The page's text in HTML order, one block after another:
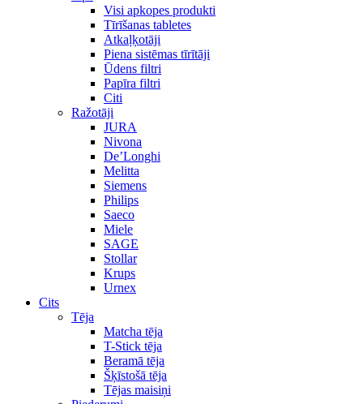
Visi apkopes produkti
Tīrīšanas tabletes
Atkaļķotāji
Piena sistēmas tīrītāji
Ūdens filtri
Papīra filtri
Citi
Ražotāji
JURA
Nivona
De’Longhi
Melitta
Siemens
Philips
Saeco
Miele
SAGE
Stollar
Krups
Urnex
Cits
Tēja
Matcha tēja
T-Stick tēja
Beramā tēja
Šķīstošā tēja
Tējas maisiņi